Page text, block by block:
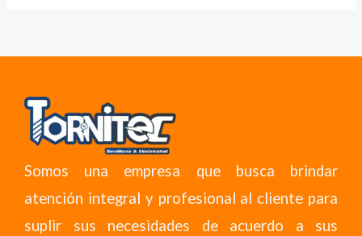
Somos una empresa que busca brindar
atención integral y profesional al cliente para
suplir sus necesidades de acuerdo a sus